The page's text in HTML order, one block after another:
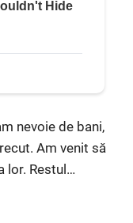
nevoie de bani,
Am venit să
lor. Restul…